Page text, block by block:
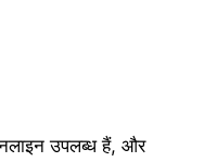
उपलब्ध हैं, और